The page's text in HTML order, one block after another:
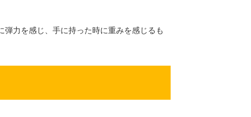
力を感じ、手に持った時に重みを感じるも